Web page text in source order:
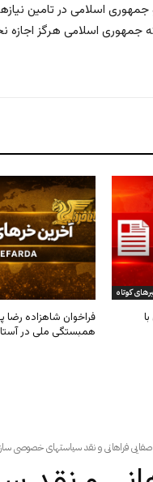
اسلامی در تامین
جمهوری اسلامی هرگز اجازه
فراخوان شاهزاده رضا
همبستگی ملی در
کوتاه